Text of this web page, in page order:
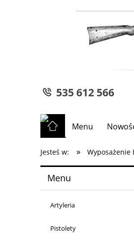
535 612 566
Menu
Jesteś w: » Wyposażenie
Menu
Artyleria
Pistolety